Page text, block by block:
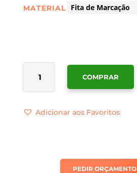
MATERIAL
QUANTIDADE
FITA
MARCAÇÃO
COMPRAR
Adicionar aos Favoritos
PEDIR ORÇAMENTO